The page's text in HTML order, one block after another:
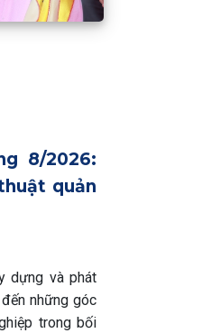
8/2026:
quản
dựng và phát
những góc
trong bối